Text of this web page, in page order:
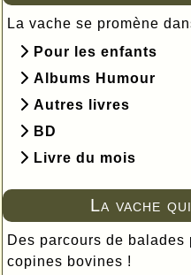
La vache se promène
Pour les enfants
Albums Humour
Autres livres
BD
Livre du mois
La vache
Des parcours de balades
copines bovines !